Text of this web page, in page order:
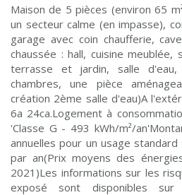
Maison de 5 pièces (environ 65
un secteur calme (en impasse),
garage avec coin chaufferie,
chaussée : hall, cuisine meublée,
terrasse et jardin, salle
chambres, une pièce
création 2ème salle d'eau)A
6a 24ca.Logement à
'Classe G - 493 kWh/m²/
annuelles pour un usage
par an(Prix moyens des
2021)Les informations sur les
exposé sont disponibles